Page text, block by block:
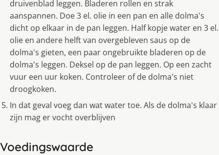
druivenblad leggen. Bladeren rollen en strak
aanspannen. Doe 3 el. olie in een pan en alle dolma's
dicht op elkaar in de pan leggen. Half kopje water en 3 el.
olie en andere helft van overgebleven saus op de
dolma's gieten, een paar ongebruikte bladeren op de
dolma's leggen. Deksel op de pan leggen. Op een zacht
vuur een uur koken. Controleer of de dolma's niet
droogkoken.
In dat geval voeg dan wat water toe. Als de dolma's klaar
zijn mag er vocht overblijven
Voedingswaarde